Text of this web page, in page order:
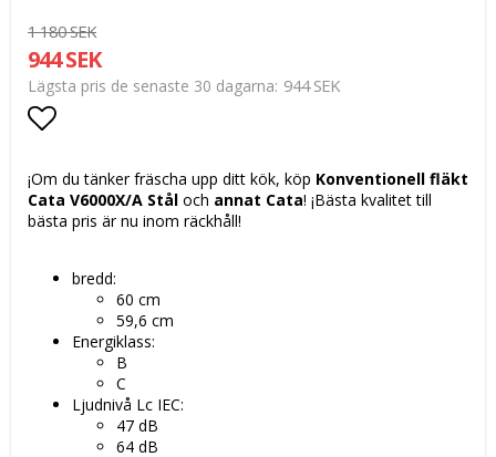
1 180 SEK
944 SEK
Lägsta pris de senaste 30 dagarna 944 SEK
Lägg till i favoritlistan
¡Om du tänker fräscha upp ditt kök, köp Konventionell fläkt
Cata V6000X/A Stål och annat Cata! ¡Bästa kvalitet till
bästa pris är nu inom räckhåll!
bredd:
60 cm
59,6 cm
Energiklass:
B
C
Ljudnivå Lc IEC:
47 dB
64 dB